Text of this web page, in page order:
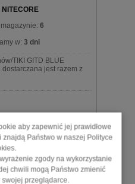
NITECORE
6
w: 3 dni
TIKI GITD BLUE
dostarczana jest razem z
aby zapewnić jej prawidłowe
Państwo w naszej Polityce
zgody na wykorzystanie
chwili mogą Państwo zmienić
przeglądarce.